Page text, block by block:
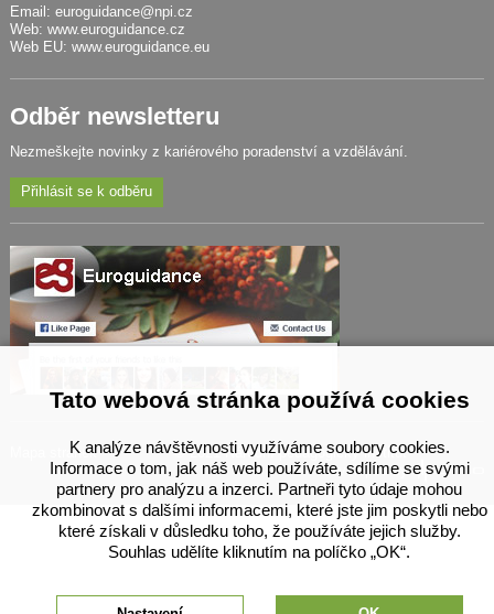
Email: euroguidance@npi.cz
Web: www.euroguidance.cz
Web EU: www.euroguidance.eu
Odběr newsletteru
Nezmeškejte novinky z kariérového poradenství a vzdělávání.
Přihlásit se k odběru
Mapa stránek
© 2021 Národní pedagogický institut
developed by
Tato webová stránka používá cookies
K analýze návštěvnosti využíváme soubory cookies.
Informace o tom, jak náš web používáte, sdílíme se svými
partnery pro analýzu a inzerci. Partneři tyto údaje mohou
zkombinovat s dalšími informacemi, které jste jim poskytli nebo
které získali v důsledku toho, že používáte jejich služby.
Souhlas udělíte kliknutím na políčko „OK“.